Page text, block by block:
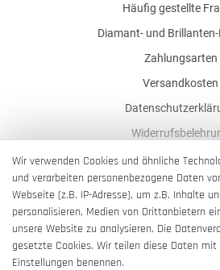
Häufig gestellte
Diamant- und
Zahlungsarten
Versandkosten
AGB
Impressum
Wir verwenden Cookies und ähnliche
und verarbeiten personenbezogene Daten
Webseite (z.B. IP-Adresse), um z.B. Inhalte
personalisieren, Medien von Drittanbietern
unsere Website zu analysieren. Die
gesetzte Cookies. Wir teilen diese Daten
Einstellungen benennen.